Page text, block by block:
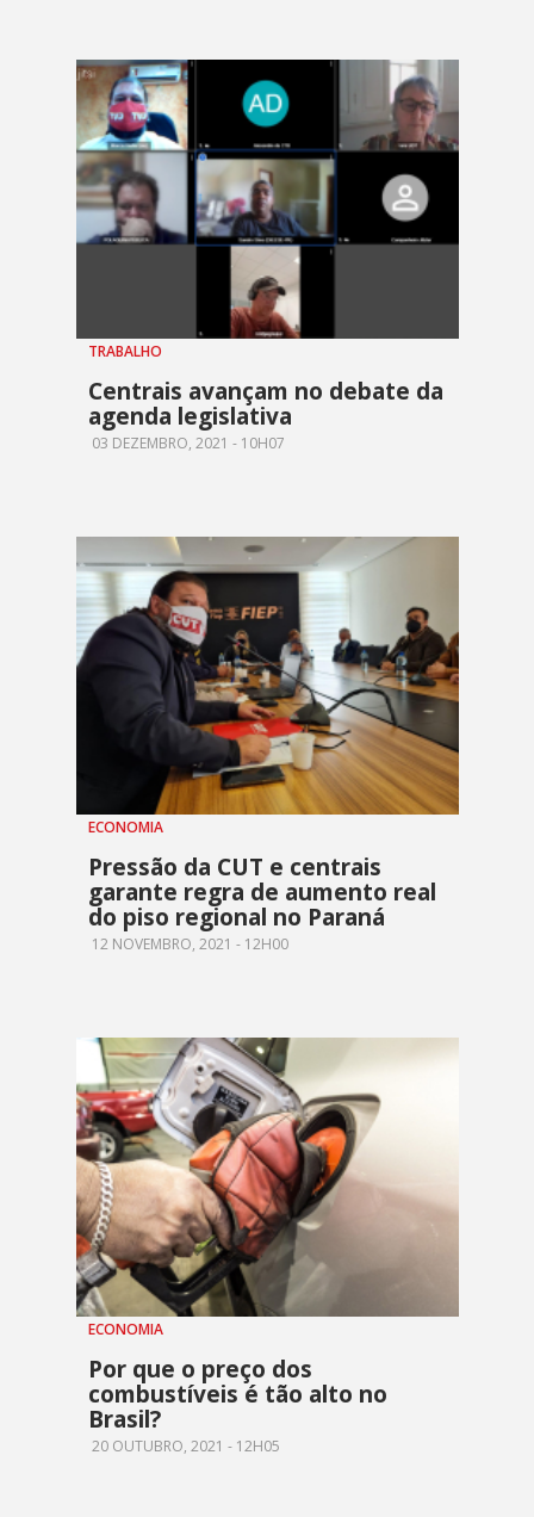
TRABALHO
Centrais avançam no debate da
agenda legislativa
03 DEZEMBRO, 2021 - 10H07
ECONOMIA
Pressão da CUT e centrais
garante regra de aumento real
do piso regional no Paraná
12 NOVEMBRO, 2021 - 12H00
ECONOMIA
Por que o preço dos
combustíveis é tão alto no
Brasil?
20 OUTUBRO, 2021 - 12H05